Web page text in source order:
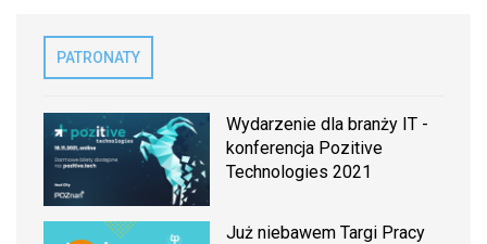
PATRONATY
Wydarzenie dla branży IT -
konferencja Pozitive
Technologies 2021
Już niebawem Targi Pracy